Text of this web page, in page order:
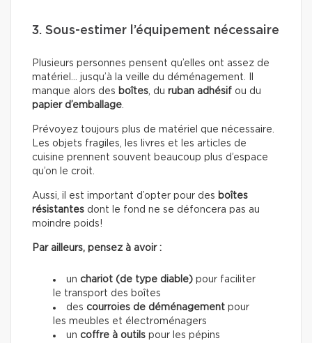
3. Sous-estimer l’équipement nécessaire
Plusieurs personnes pensent qu’elles ont assez de
matériel… jusqu’à la veille du déménagement. Il
manque alors des boîtes, du ruban adhésif ou du
papier d’emballage.
Prévoyez toujours plus de matériel que nécessaire.
Les objets fragiles, les livres et les articles de
cuisine prennent souvent beaucoup plus d’espace
qu’on le croit.
Aussi, il est important d’opter pour des boîtes
résistantes dont le fond ne se défoncera pas au
moindre poids!
Par ailleurs, pensez à avoir :
un chariot (de type diable) pour faciliter
le transport des boîtes
des courroies de déménagement pour
les meubles et électroménagers
un coffre à outils pour les pépins